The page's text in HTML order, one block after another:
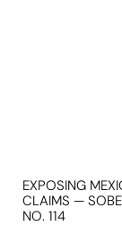
EXPOSING
CLAIMS —
NO. 114